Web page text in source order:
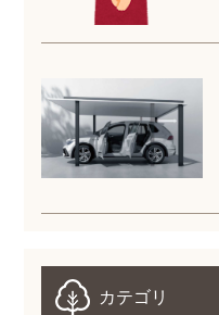
カテゴリ